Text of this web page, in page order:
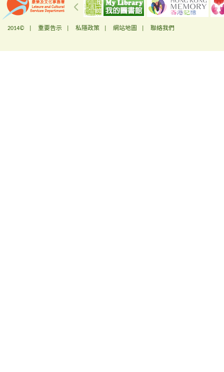
2014© | 重要告示 私隱政策 網站地圖 聯絡我們